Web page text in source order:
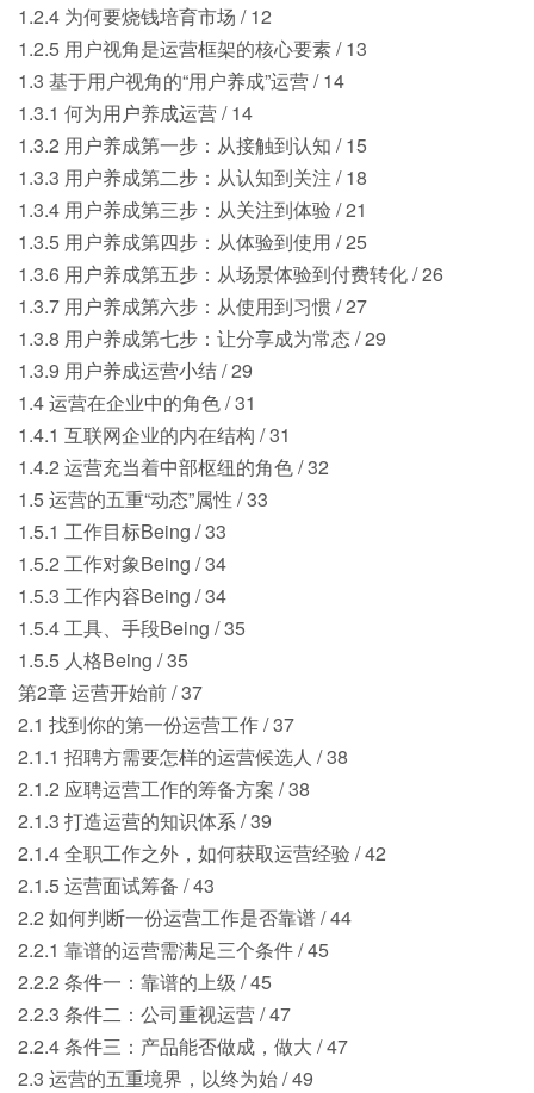
1.2.4 为何要烧钱培育市场 / 12
1.2.5 用户视角是运营框架的核心要素 / 13
1.3 基于用户视角的“用户养成”运营 / 14
1.3.1 何为用户养成运营 / 14
1.3.2 用户养成第一步：从接触到认知 / 15
1.3.3 用户养成第二步：从认知到关注 / 18
1.3.4 用户养成第三步：从关注到体验 / 21
1.3.5 用户养成第四步：从体验到使用 / 25
1.3.6 用户养成第五步：从场景体验到付费转化 / 26
1.3.7 用户养成第六步：从使用到习惯 / 27
1.3.8 用户养成第七步：让分享成为常态 / 29
1.3.9 用户养成运营小结 / 29
1.4 运营在企业中的角色 / 31
1.4.1 互联网企业的内在结构 / 31
1.4.2 运营充当着中部枢纽的角色 / 32
1.5 运营的五重“动态”属性 / 33
1.5.1 工作目标Being / 33
1.5.2 工作对象Being / 34
1.5.3 工作内容Being / 34
1.5.4 工具、手段Being / 35
1.5.5 人格Being / 35
第2章 运营开始前 / 37
2.1 找到你的第一份运营工作 / 37
2.1.1 招聘方需要怎样的运营候选人 / 38
2.1.2 应聘运营工作的筹备方案 / 38
2.1.3 打造运营的知识体系 / 39
2.1.4 全职工作之外，如何获取运营经验 / 42
2.1.5 运营面试筹备 / 43
2.2 如何判断一份运营工作是否靠谱 / 44
2.2.1 靠谱的运营需满足三个条件 / 45
2.2.2 条件一：靠谱的上级 / 45
2.2.3 条件二：公司重视运营 / 47
2.2.4 条件三：产品能否做成，做大 / 47
2.3 运营的五重境界，以终为始 / 49